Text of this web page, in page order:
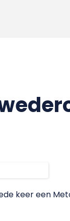
keer een